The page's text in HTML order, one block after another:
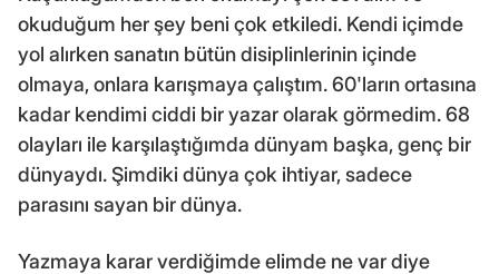
okuduğum her şey beni çok etkiledi. Kendi içimde
yol alırken sanatın bütün disiplinlerinin içinde
olmaya, onlara karışmaya çalıştım. 60'ların ortasına
kadar kendimi ciddi bir yazar olarak görmedim. 68
olayları ile karşılaştığımda dünyam başka, genç bir
dünyaydı. Şimdiki dünya çok ihtiyar, sadece
parasını sayan bir dünya.
Yazmaya karar verdiğimde elimde ne var diye